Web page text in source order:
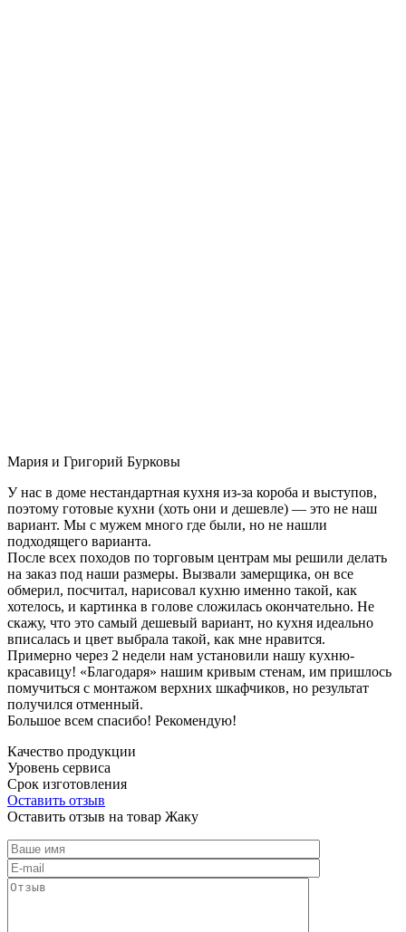
Мария и Григорий Бурковы
У нас в доме нестандартная кухня из-за короба и выступов,
поэтому готовые кухни (хоть они и дешевле) — это не наш
вариант. Мы с мужем много где были, но не нашли
подходящего варианта.
После всех походов по торговым центрам мы решили делать
на заказ под наши размеры. Вызвали замерщика, он все
обмерил, посчитал, нарисовал кухню именно такой, как
хотелось, и картинка в голове сложилась окончательно. Не
скажу, что это самый дешевый вариант, но кухня идеально
вписалась и цвет выбрала такой, как мне нравится.
Примерно через 2 недели нам установили нашу кухню-
красавицу! «Благодаря» нашим кривым стенам, им пришлось
помучиться с монтажом верхних шкафчиков, но результат
получился отменный.
Большое всем спасибо! Рекомендую!
Качество продукции
Уровень сервиса
Срок изготовления
Оставить отзыв
Оставить отзыв на товар Жаку